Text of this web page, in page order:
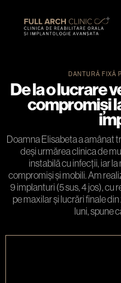
DANTURĂ FIXĂ
De la o lucrare
compromiși
Doamna Elisabeta a amânat
deși urmărea clinica de
instabilă cu infecții, iar
compromiși și mobili. Am
9 implanturi (5 sus, 4 jos), cu
pe maxilar și lucrări finale
luni, spune